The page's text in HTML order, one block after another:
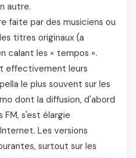
autre.
faite par des musiciens ou
titres originaux (a
calant les « tempos ».
effectivement leurs
le plus souvent sur les
dont la diffusion, d'abord
FM, s'est élargie
Les versions
surtout sur les